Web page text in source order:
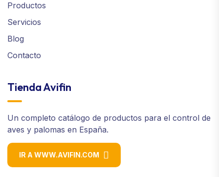
Productos
Servicios
Blog
Contacto
Tienda Avifin
Un completo catálogo de productos para el control de
aves y palomas en España.
IR A WWW.AVIFIN.COM